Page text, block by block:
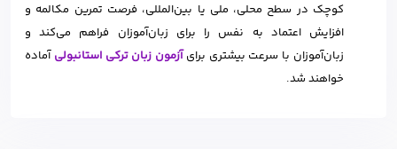
کوچک در سطح محلی، ملی یا بین‌المللی، فرصت تمرین مکالمه و
افزایش اعتماد به نفس را برای زبان‌آموزان فراهم می‌کند و
زبان‌آموزان با سرعت بیشتری برایآزمون‌ زبان ترکی استانبولی آماده
خواهند شد.